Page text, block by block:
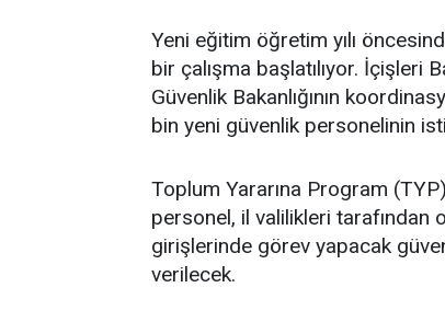
Yeni eğitim öğretim yılı
bir çalışma başlatılıyor. İçişleri
Güvenlik Bakanlığının
bin yeni güvenlik personelinin
Toplum Yararına Program
personel, il valilikleri tarafından
girişlerinde görev yapacak
verilecek.